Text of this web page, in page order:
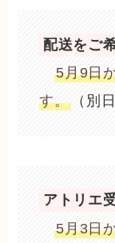
配送をご
5月9日
す。（別
アトリエ
5月3日